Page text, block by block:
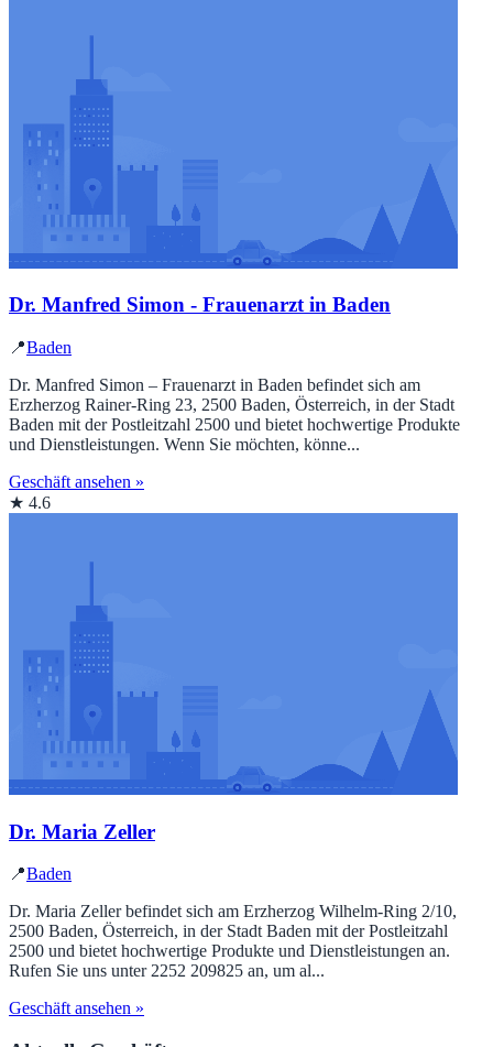
Dr. Manfred Simon - Frauenarzt in Baden
📍Baden
Dr. Manfred Simon – Frauenarzt in Baden befindet sich am
Erzherzog Rainer-Ring 23, 2500 Baden, Österreich, in der Stadt
Baden mit der Postleitzahl 2500 und bietet hochwertige Produkte
und Dienstleistungen. Wenn Sie möchten, könne...
Geschäft ansehen »
★ 4.6
Dr. Maria Zeller
📍Baden
Dr. Maria Zeller befindet sich am Erzherzog Wilhelm-Ring 2/10,
2500 Baden, Österreich, in der Stadt Baden mit der Postleitzahl
2500 und bietet hochwertige Produkte und Dienstleistungen an.
Rufen Sie uns unter 2252 209825 an, um al...
Geschäft ansehen »